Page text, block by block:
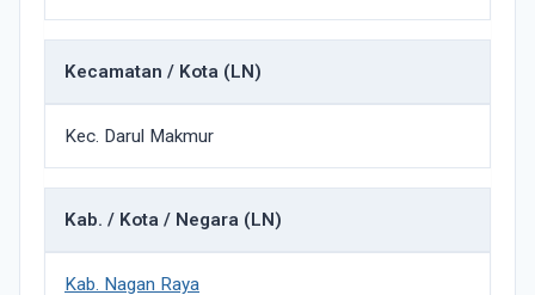
Kecamatan / Kota (LN)
Kec. Darul Makmur
Kab. / Kota / Negara (LN)
Kab. Nagan Raya